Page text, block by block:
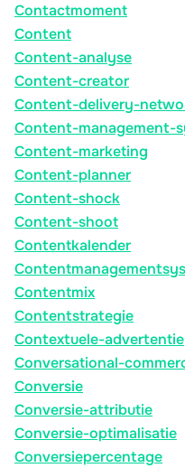
Contactmoment
Content
Content-analyse
Content-creator
Content-delivery-
Content-management-
Content-marketing
Content-planner
Content-shock
Content-shoot
Contentkalender
Contentmix
Contentstrategie
Contextuele-advertentie
Conversational-
Conversie
Conversie-attributie
Conversie-optimalisatie
Conversiepercentage